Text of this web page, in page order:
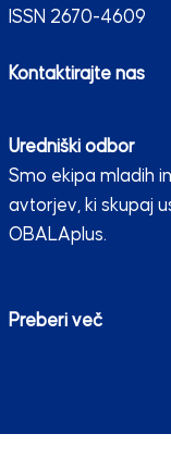
ISSN 2670-4609
Kontaktirajte nas
Uredniški odbor
Smo ekipa mladih
avtorjev, ki skupaj
OBALAplus.
Preberi več